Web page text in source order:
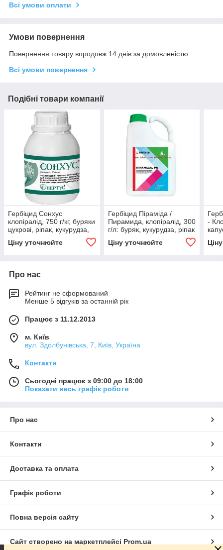
Всі умови оплати
Умови повернення
Повернення товару впродовж 14 днів за домовленістю
Всі умови повернення
Подібні товари компанії
Гербіцид Сонхус
клопіралід, 750 г/кг, буряки
цукрові, ріпак, кукурудза,
капуста, суниця, часник,
цибуля
Ціну уточнюйте
Гербіцид Піраміда /
Пирамида, клопіралід, 300
г/л: буряк, кукурудза, ріпак
Ціну уточнюйте
-
Про нас
Рейтинг не сформований
Менше 5 відгуків за останній рік
Працює з 11.12.2013
м. Київ
вул. Здолбунівська, 7, Київ, Україна
Контакти
Сьогодні працює з 09:00 до 18:00
Показати весь графік роботи
Про нас
Контакти
Доставка та оплата
Графік роботи
Повна версія сайту
Сайт створено на маркетплейсі Prom.ua